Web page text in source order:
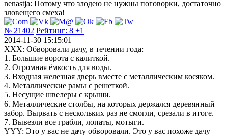
nenastja: Потому что злодею не нужны поговорки, достаточно
зловещего смеха!
№ 21402 Рейтинг: 8 +1
2014-11-30 15:15:01
XXX: Обворовали дачу, в течении года:
1. Большие ворота с калиткой.
2. Огромная ёмкость для воды.
3. Входная железная дверь вместе с металлическим косяком.
4. Металлические рамы с решеткой.
5. Несущие швелеры с крыши.
6. Металлические столбы, на которых держался деревянный
забор. Вырвать с нескольких раз не смогли, срезали в итоге.
7. Вывезли все грабли, лопаты, мотыги.
YYY: Это у вас не дачу обворовали. Это у вас похоже дачу